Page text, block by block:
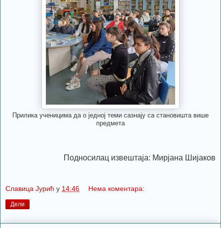
Прилика ученицима да о једној теми сазнају са становишта више
предмета
Подносилац извештаја: Мирјана Шијаков
Славица Јурић у 14:46 Нема коментара:
Дели